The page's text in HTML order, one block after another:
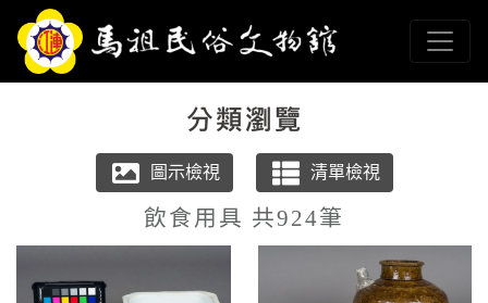
跳到主要內容
連江縣政府馬祖民俗文
網頁導覽
飲食用具 共924筆